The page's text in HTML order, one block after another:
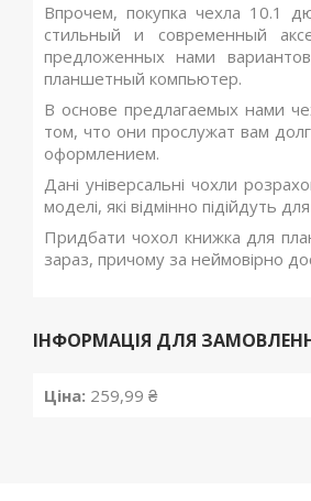
Впрочем, покупка чехла 10.1
стильный и современный
предложенных нами
планшетный компьютер.
В основе предлагаемых нами
том, что они прослужат вам
оформлением.
Дані універсальні чохли
моделі, які відмінно підійдуть
Придбати чохол книжка для
зараз, причому за неймовірно
ІНФОРМАЦІЯ ДЛЯ
Ціна: 259,99 ₴